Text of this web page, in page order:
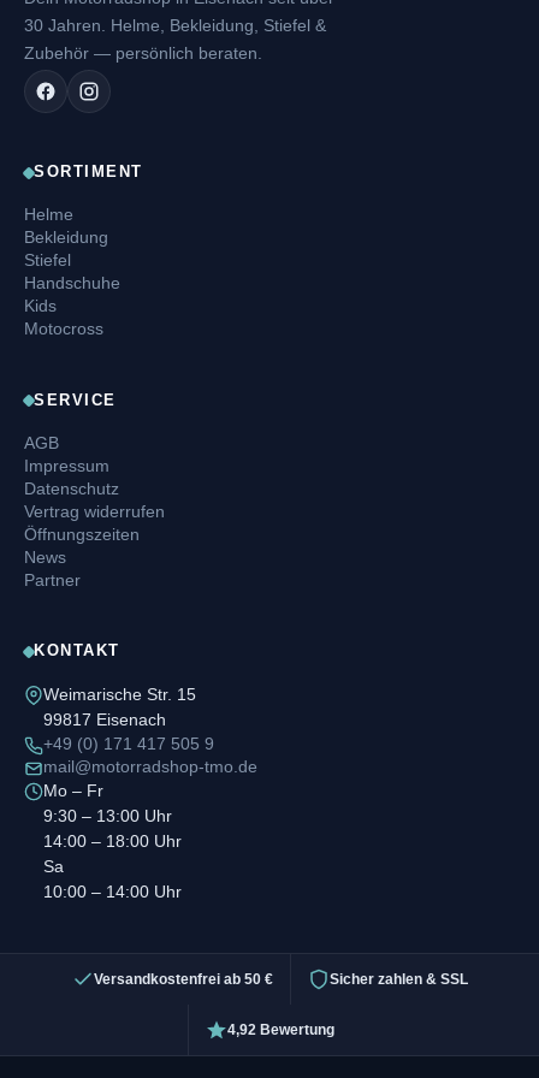
30 Jahren. Helme, Bekleidung, Stiefel &
Zubehör — persönlich beraten.
SORTIMENT
Helme
Bekleidung
Stiefel
Handschuhe
Kids
Motocross
SERVICE
AGB
Impressum
Datenschutz
Vertrag widerrufen
Öffnungszeiten
News
Partner
KONTAKT
Weimarische Str. 15
99817 Eisenach
+49 (0) 171 417 505 9
mail@motorradshop-tmo.de
Mo – Fr
9:30 – 13:00 Uhr
14:00 – 18:00 Uhr
Sa
10:00 – 14:00 Uhr
Versandkostenfrei ab 50 € Sicher zahlen & SSL
4,92 Bewertung